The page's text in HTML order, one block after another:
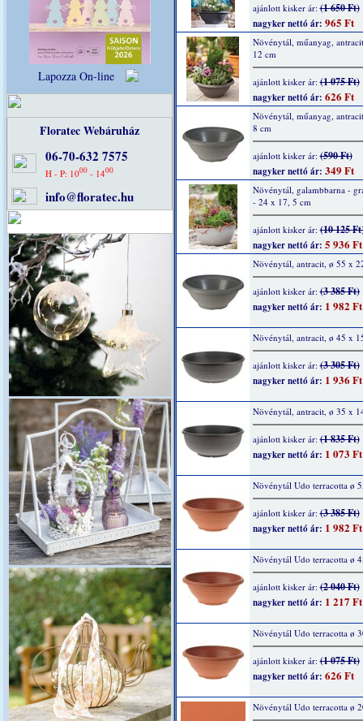
Lapozza On-line
Floratec Webáruház
06-70-632 7575
H - P: 1000 - 1400
info@floratec.hu
ajánlott kisker ár:(1 650 Ft)
nagyker nettó ár: 965 Ft
Növénytál, műanyag,
12 cm
ajánlott kisker ár:(1 075 Ft)
nagyker nettó ár: 626 Ft
Növénytál, műanyag,
8 cm
ajánlott kisker ár:(590 Ft)
nagyker nettó ár: 349 Ft
Növénytál, galambbarna -
- 24 x 17, 5 cm
ajánlott kisker ár:(10 125
nagyker nettó ár: 5 936 Ft
Növénytál, antracit, ø 55 x
ajánlott kisker ár:(3 385 Ft)
nagyker nettó ár: 1 982 Ft
Növénytál, antracit, ø 45 x
ajánlott kisker ár:(3 305 Ft)
nagyker nettó ár: 1 936 Ft
Növénytál, antracit, ø 35 x
ajánlott kisker ár:(1 835 Ft)
nagyker nettó ár: 1 073 Ft
Növénytál Udo terracotta ø
ajánlott kisker ár:(3 385 Ft)
nagyker nettó ár: 1 982 Ft
Növénytál Udo terracotta ø
ajánlott kisker ár:(2 040 Ft)
nagyker nettó ár: 1 217 Ft
Növénytál Udo terracotta ø
ajánlott kisker ár:(1 075 Ft)
nagyker nettó ár: 626 Ft
Növénytál Udo terracotta ø